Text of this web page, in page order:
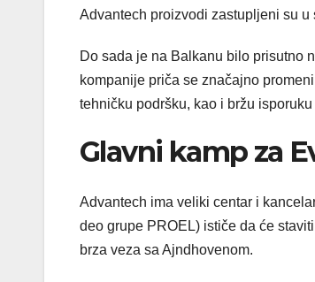
Advantech proizvodi zastupljeni su
Do sada je na Balkanu bilo prisutno
kompanije priča se značajno
tehničku podršku, kao i bržu isporuku
Glavni kamp za
Advantech ima veliki centar i
deo grupe PROEL) ističe da će
brza veza sa Ajndhovenom.